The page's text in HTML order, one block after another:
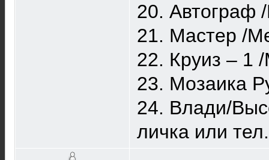
20. Автограф
21. Мастер /
22. Круиз – 1
23. Мозаика
24. Влади/
личка или